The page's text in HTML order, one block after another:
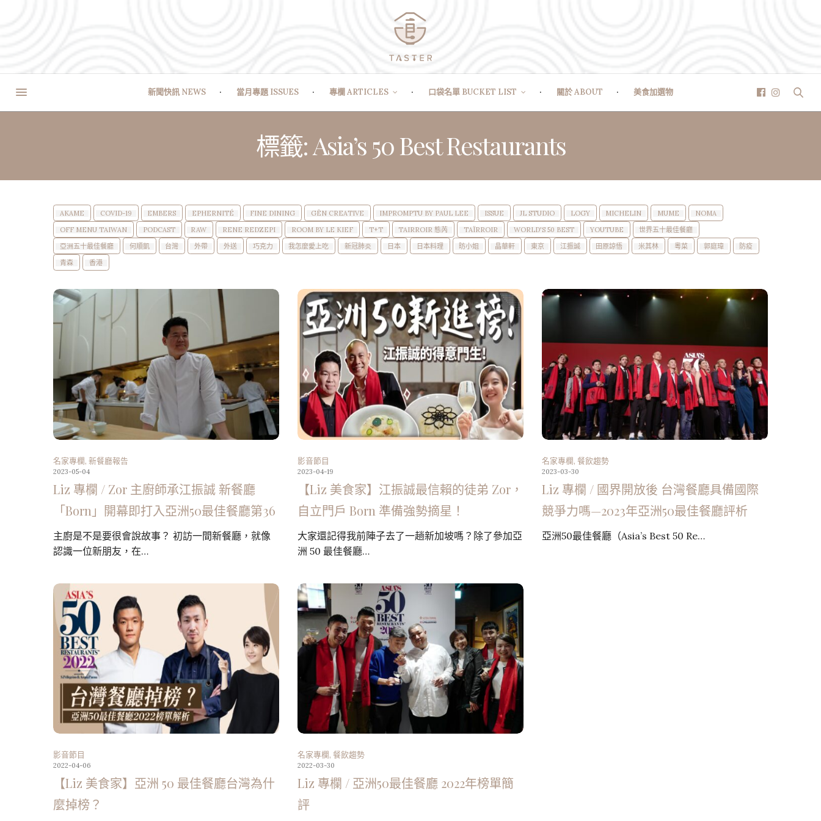
新聞快訊 NEWS 當月專題 ISSUES 專欄 ARTICLES 口袋名單 BUCKET LIST 關於 ABOUT 美食加選物
標籤: Asia’s 50 Best Restaurants
AKAME COVID-19 EMBERS EPHERNITÉ FINE DINING GĒN CREATIVE IMPROMPTU BY PAUL LEE ISSUE JL STUDIO LOGY MICHELIN MUME
NOMA
OFF MENU TAIWAN
PODCAST RAW RENE REDZEPI ROOM BY LE KIEF T+T TAIRROIR 態芮 TAÏRROIR WORLD'S 50 BEST YOUTUBE
世界五十最佳餐廳
亞洲五十最佳餐廳
何順凱 台灣 外帶 外送 巧克力 我怎麼愛上吃 新冠肺炎 日本 日本料理 昉小姐 晶華軒 東京 江振誠 田原諒悟 米其林 粵菜 郭庭瑋
防疫
青森
香港
名家專欄, 新餐廳報告
2023-05-04
Liz 專欄 / Zor 主廚師承江振誠 新餐廳
「Born」開幕即打入亞洲50最佳餐廳第36
主廚是不是要很會說故事？ 初訪一間新餐廳，就像
認識一位新朋友，在…
影音節目
2023-04-19
【Liz 美食家】江振誠最信賴的徒弟 Zor，
自立門戶 Born 準備強勢摘星！
大家還記得我前陣子去了一趟新加坡嗎？除了參加亞
洲 50 最佳餐廳…
名家專欄, 餐飲趨勢
2023-03-30
Liz 專欄 / 國界開放後 台灣餐廳具備國際
競爭力嗎—2023年亞洲50最佳餐廳評析
亞洲50最佳餐廳（Asia’s Best 50 Re…
影音節目
2022-04-06
【Liz 美食家】亞洲 50 最佳餐廳台灣為什
麼掉榜？
名家專欄, 餐飲趨勢
2022-03-30
Liz 專欄 / 亞洲50最佳餐廳 2022年榜單簡
評